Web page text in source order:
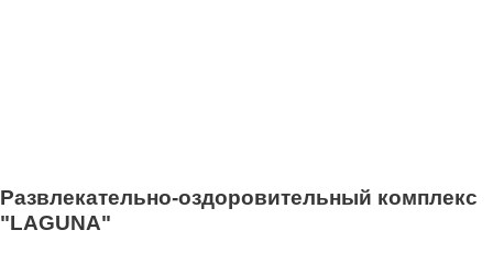
Развлекательно-оздоровительный комплекс
"LAGUNA"